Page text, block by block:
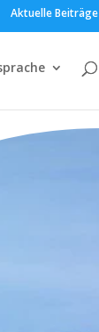
Aktuelle Beiträge